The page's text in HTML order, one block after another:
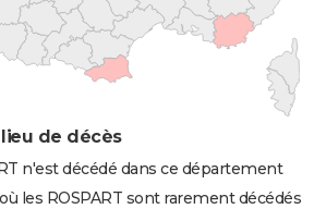
lieu de décès
n'est décédé dans ce département
les ROSPART sont rarement décédés